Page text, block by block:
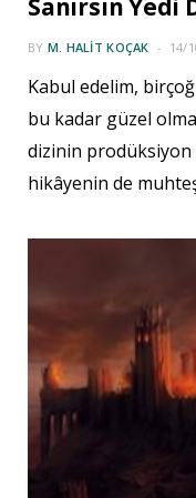
Sanırsın Yedi
BY M. HALIT KOÇAK 14/
Kabul edelim,
bu kadar güzel
dizinin prodüksiyon
hikâyenin de